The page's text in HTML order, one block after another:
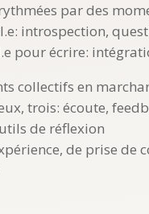
par des
introspection,
pour écrire:
collectifs en
trois: écoute,
de réflexion
de prise de